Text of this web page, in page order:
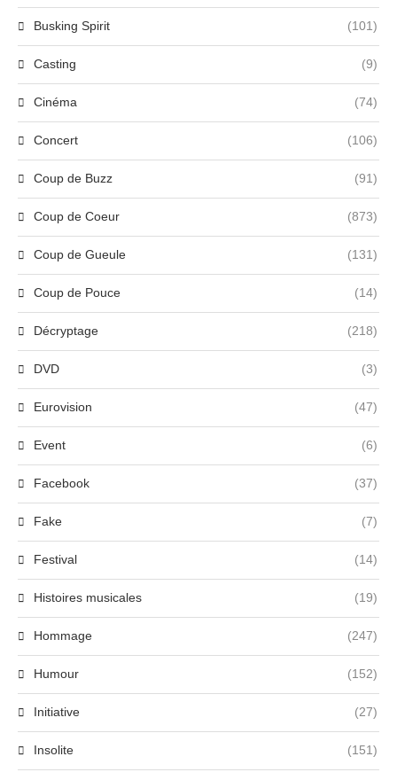
Busking Spirit (101)
Casting (9)
Cinéma (74)
Concert (106)
Coup de Buzz (91)
Coup de Coeur (873)
Coup de Gueule (131)
Coup de Pouce (14)
Décryptage (218)
DVD (3)
Eurovision (47)
Event (6)
Facebook (37)
Fake (7)
Festival (14)
Histoires musicales (19)
Hommage (247)
Humour (152)
Initiative (27)
Insolite (151)